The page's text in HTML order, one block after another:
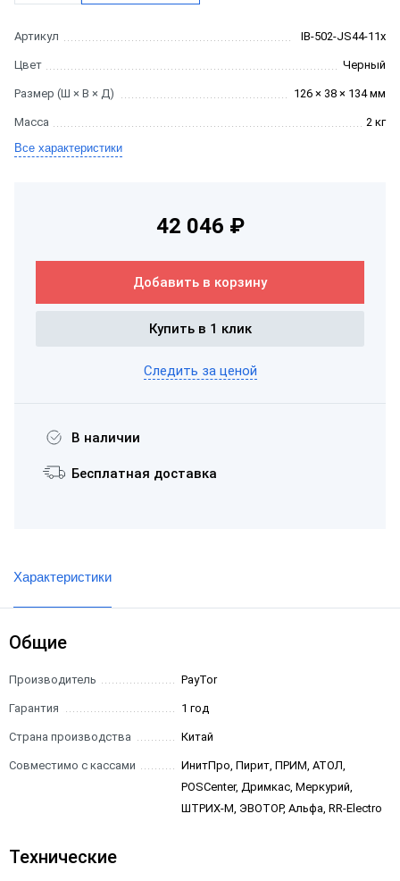
Артикул IB-502-JS44-11x
Цвет Черный
Размер (Ш × В × Д) 126 × 38 × 134 мм
Масса
2 кг
Все характеристики
42 046 ₽
Добавить в корзину
Купить в 1 клик
Следить за ценой
В наличии
Бесплатная доставка
Характеристики
Общие
Производитель PayTor
Гарантия 1 год
Страна производства Китай
Совместимо с кассами
ИнитПро, Пирит, ПРИМ, АТОЛ,
POSCenter, Дримкас, Меркурий,
ШТРИХ-М, ЭВОТОР, Альфа, RR-Electro
Технические